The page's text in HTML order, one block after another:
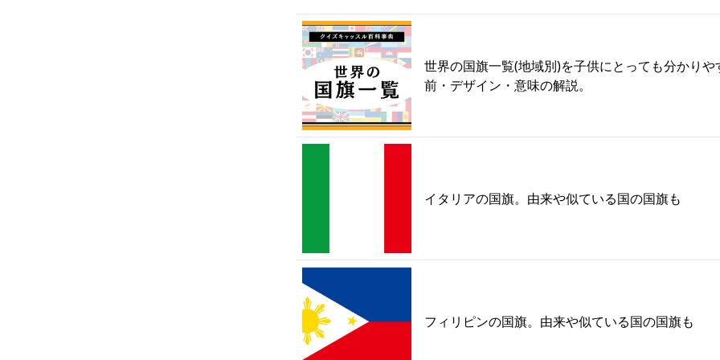
世界の国旗一覧(地域別)を子供にとっても分かりや
前・デザイン・意味の解説。
イタリアの国旗。由来や似ている国の国旗も
フィリピンの国旗。由来や似ている国の国旗も